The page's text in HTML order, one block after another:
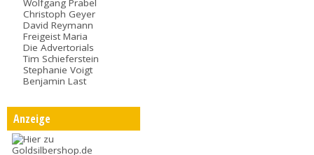
Wolfgang Prabel
Christoph Geyer
David Reymann
Freigeist Maria
Die Advertorials
Tim Schieferstein
Stephanie Voigt
Benjamin Last
Anzeige